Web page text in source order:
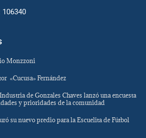
Monzzoni
«Cucusa» Fernández
de Gonzales Chaves lanzó una encuesta
y prioridades de la comunidad
su nuevo predio para la Escuelita de Fútbol